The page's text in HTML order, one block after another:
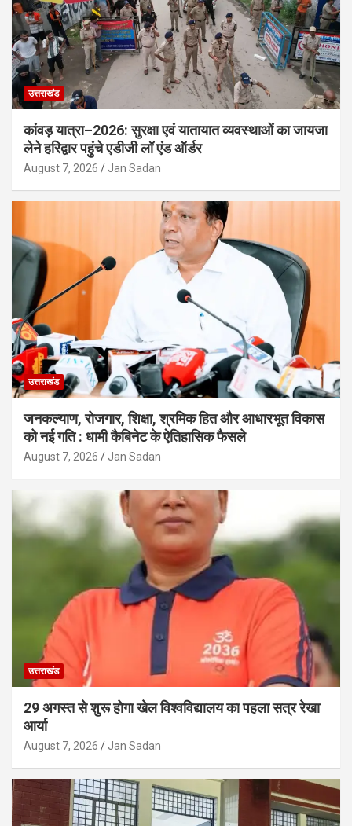
उत्तराखंड
कांवड़ यात्रा–2026: सुरक्षा एवं यातायात व्यवस्थाओं का जायजा
लेने हरिद्वार पहुंचे एडीजी लॉ एंड ऑर्डर
August 7, 2026 Jan Sadan
उत्तराखंड
जनकल्याण, रोजगार, शिक्षा, श्रमिक हित और आधारभूत विकास
को नई गति : धामी कैबिनेट के ऐतिहासिक फैसले
August 7, 2026 Jan Sadan
उत्तराखंड
29 अगस्त से शुरू होगा खेल विश्वविद्यालय का पहला सत्र रेखा
आर्या
August 7, 2026 Jan Sadan